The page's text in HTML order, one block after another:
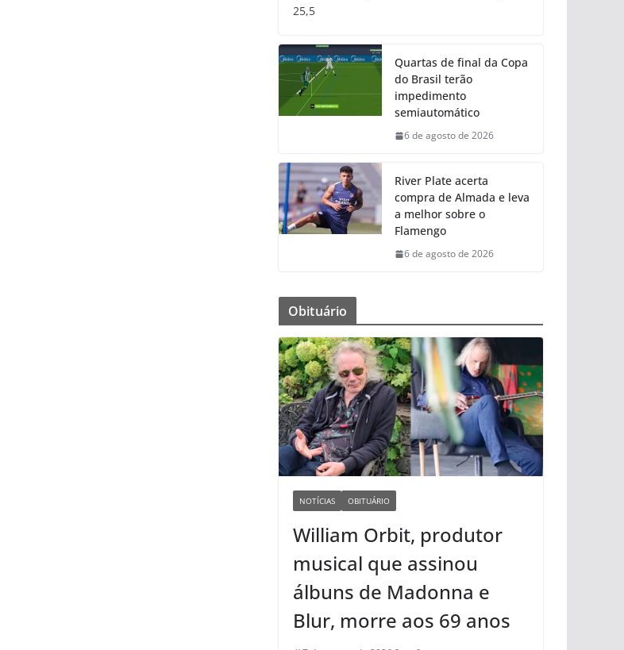
25,5
Quartas de final da Copa
do Brasil terão
impedimento
semiautomático
6 de agosto de 2026
River Plate acerta
compra de Almada e leva
a melhor sobre o
Flamengo
6 de agosto de 2026
Obituário
NOTÍCIAS OBITUÁRIO
William Orbit, produtor
musical que assinou
álbuns de Madonna e
Blur, morre aos 69 anos